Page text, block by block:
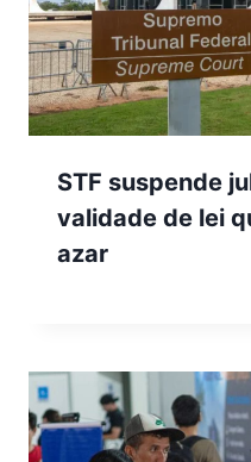
STF suspende
validade de lei
azar